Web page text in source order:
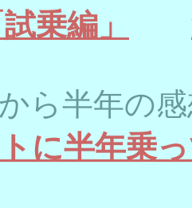
乗編」
ら半年の
に半年乗